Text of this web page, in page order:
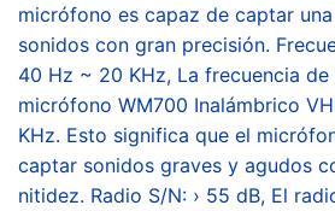
micrófono es capaz de captar
sonidos con gran precisión.
40 Hz ~ 20 KHz, La frecuencia de
micrófono WM700 Inalámbrico
KHz. Esto significa que el
captar sonidos graves y agudos
nitidez. Radio S/N: › 55 dB, El